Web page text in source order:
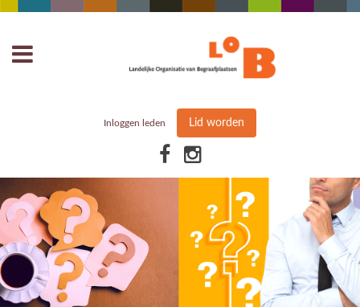
Inloggen leden Lid worden